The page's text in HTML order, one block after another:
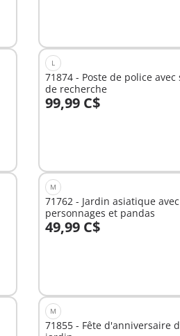
L
71874 - Poste de police avec
de recherche
99,99 C$
Au panier
M
71762 - Jardin asiatique
personnages et pandas
49,99 C$
Au panier
M
71855 - Fête d'anniversaire